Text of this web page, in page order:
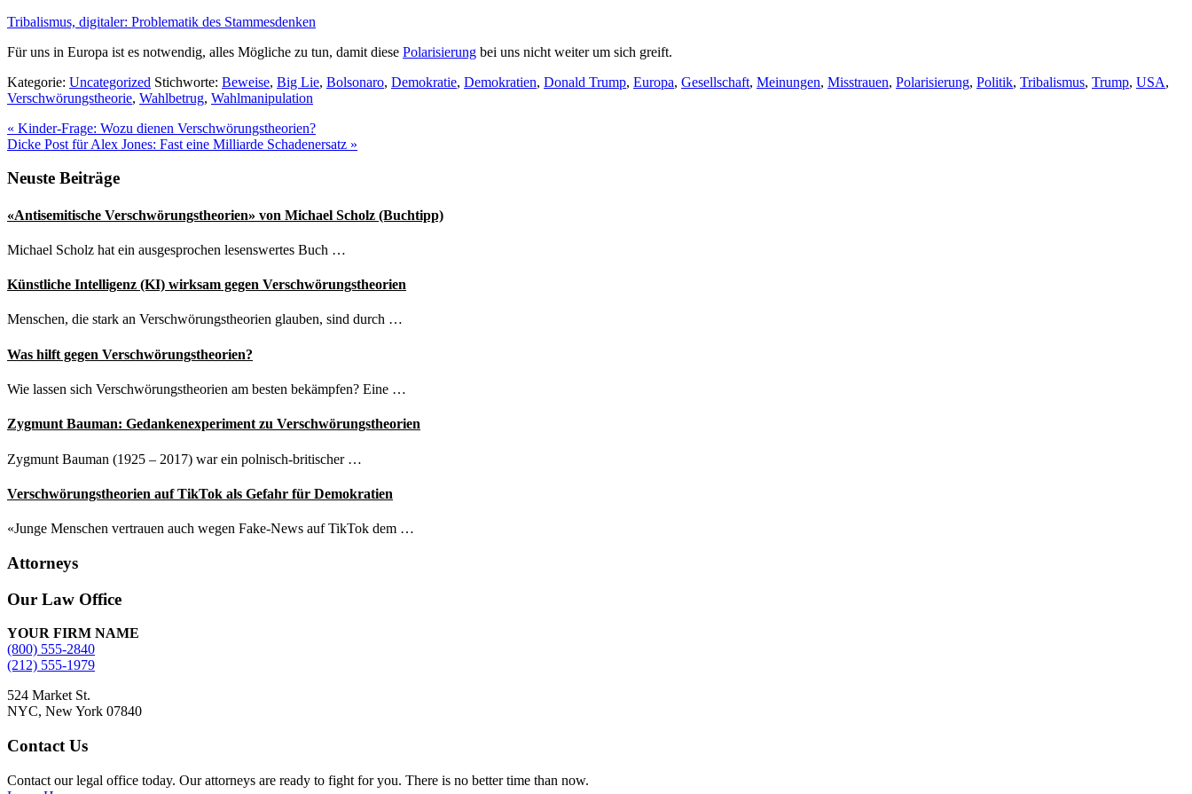
Tribalismus, digitaler: Problematik des Stammesdenken
Für uns in Europa ist es notwendig, alles Mögliche zu tun, damit diese Polarisierung bei uns nicht weiter um sich greift.
Kategorie: Uncategorized Stichworte: Beweise, Big Lie, Bolsonaro, Demokratie, Demokratien, Donald Trump, Europa, Gesellschaft, Meinungen, Misstrauen, Polarisierung, Politik, Tribalismus, Trump, USA,
Verschwörungstheorie, Wahlbetrug, Wahlmanipulation
Vorheriger
Beitrag:
« Kinder-Frage: Wozu dienen Verschwörungstheorien?
Nächster
Dicke Post für Alex Jones: Fast eine Milliarde Schadenersatz »
Seitenspalte
Neuste Beiträge
«Antisemitische Verschwörungstheorien» von Michael Scholz (Buchtipp)
Michael Scholz hat ein ausgesprochen lesenswertes Buch …
Künstliche Intelligenz (KI) wirksam gegen Verschwörungstheorien
Menschen, die stark an Verschwörungstheorien glauben, sind durch …
Was hilft gegen Verschwörungstheorien?
Wie lassen sich Verschwörungstheorien am besten bekämpfen? Eine …
Zygmunt Bauman: Gedankenexperiment zu Verschwörungstheorien
Zygmunt Bauman (1925 – 2017) war ein polnisch-britischer …
Verschwörungstheorien auf TikTok als Gefahr für Demokratien
«Junge Menschen vertrauen auch wegen Fake-News auf TikTok dem …
Attorneys
Site
Footer
Our Law Office
YOUR FIRM NAME
(800) 555-2840
(212) 555-1979
524 Market St.
NYC, New York 07840
Contact Us
Contact our legal office today. Our attorneys are ready to fight for you. There is no better time than now.